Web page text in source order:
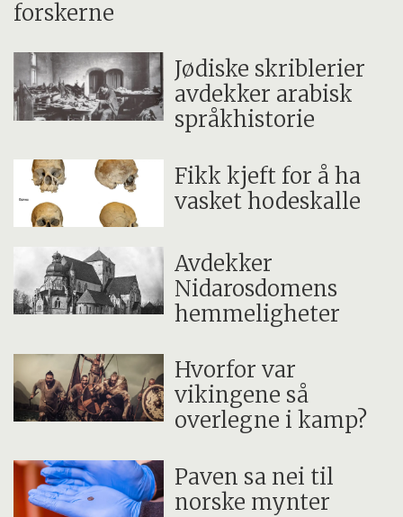
forskerne
Jødiske skriblerier
avdekker arabisk
språkhistorie
Fikk kjeft for å ha
vasket hodeskalle
Avdekker
Nidarosdomens
hemmeligheter
Hvorfor var
vikingene så
overlegne i kamp?
Paven sa nei til
norske mynter